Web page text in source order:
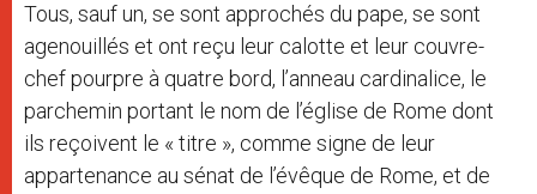
Tous, sauf un, se sont approchés du pape, se sont
agenouillés et ont reçu leur calotte et leur couvre-
chef pourpre à quatre bord, l’anneau cardinalice, le
parchemin portant le nom de l’église de Rome dont
ils reçoivent le « titre », comme signe de leur
appartenance au sénat de l’évêque de Rome, et de